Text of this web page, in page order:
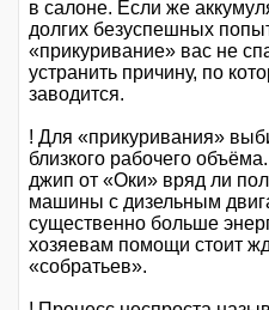
в салоне. Если же
долгих безуспешных
«прикуривание» вас не
устранить причину, по
заводится.
! Для «прикуривания»
близкого рабочего
джип от «Оки» вряд ли
машины с дизельным
существенно больше
хозяевам помощи стоит
«собратьев».